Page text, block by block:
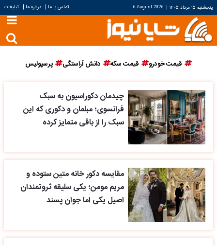
پنجشنبه ۱۵ مرداد ۱۴۰۵ |
6 August 2026 تماس با ما | درباره ما | تبلیغات
قیمت خودرو قیمت سکه دانش آراستگی پرسپولیس
چیدمان دکوراسیون به سبک
فرانسوی؛ مبلمان و دکوری که این
سبک را از باقی متمایز کرده
مقایسه دکور خانه متین ستوده و
مریم مومن؛ یکی سلیقه ثروتمندان
اصیل یکی اما جوان پسند